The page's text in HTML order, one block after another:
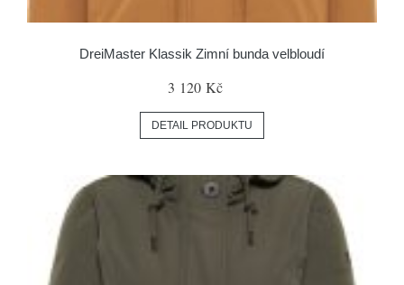
DreiMaster Klassik Zimní bunda velbloudí
3 120 Kč
DETAIL PRODUKTU